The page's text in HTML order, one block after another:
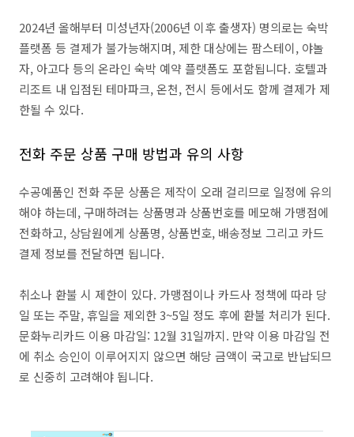
2024년 올해부터 미성년자(2006년 이후 출생자) 명의로는 숙박
플랫폼 등 결제가 불가능해지며, 제한 대상에는 팜스테이, 야놀
자, 아고다 등의 온라인 숙박 예약 플랫폼도 포함됩니다. 호텔과
리조트 내 입점된 테마파크, 온천, 전시 등에서도 함께 결제가 제
한될 수 있다.
전화 주문 상품 구매 방법과 유의 사항
수공예품인 전화 주문 상품은 제작이 오래 걸리므로 일정에 유의
해야 하는데, 구매하려는 상품명과 상품번호를 메모해 가맹점에
전화하고, 상담원에게 상품명, 상품번호, 배송정보 그리고 카드
결제 정보를 전달하면 됩니다.
취소나 환불 시 제한이 있다. 가맹점이나 카드사 정책에 따라 당
일 또는 주말, 휴일을 제외한 3~5일 정도 후에 환불 처리가 된다.
문화누리카드 이용 마감일: 12월 31일까지. 만약 이용 마감일 전
에 취소 승인이 이루어지지 않으면 해당 금액이 국고로 반납되므
로 신중히 고려해야 됩니다.